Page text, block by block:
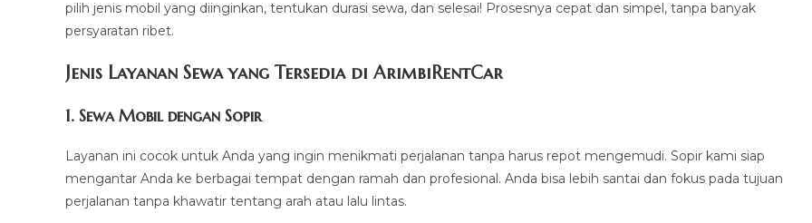
pilih jenis mobil yang diinginkan, tentukan durasi sewa, dan selesai! Prosesnya cepat dan simpel, tanpa banyak
persyaratan ribet.
Jenis Layanan Sewa yang Tersedia di ArimbiRentCar
1. Sewa Mobil dengan Sopir
Layanan ini cocok untuk Anda yang ingin menikmati perjalanan tanpa harus repot mengemudi. Sopir kami siap
mengantar Anda ke berbagai tempat dengan ramah dan profesional. Anda bisa lebih santai dan fokus pada tujuan
perjalanan tanpa khawatir tentang arah atau lalu lintas.